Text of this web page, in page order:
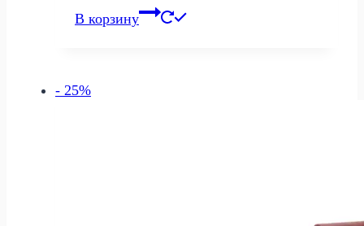
цена
составляла
В корзину
- 25%